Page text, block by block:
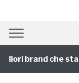
brand che